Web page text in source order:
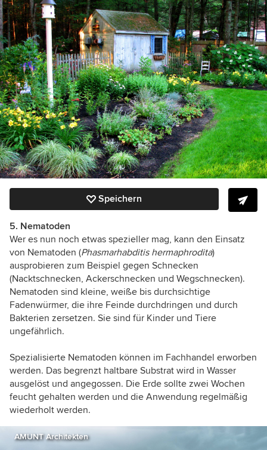
Speichern
5. Nematoden
Wer es nun noch etwas spezieller mag, kann den Einsatz
von Nematoden (Phasmarhabditis hermaphrodita)
ausprobieren zum Beispiel gegen Schnecken
(Nacktschnecken, Ackerschnecken und Wegschnecken).
Nematoden sind kleine, weiße bis durchsichtige
Fadenwürmer, die ihre Feinde durchdringen und durch
Bakterien zersetzen. Sie sind für Kinder und Tiere
ungefährlich.
Spezialisierte Nematoden können im Fachhandel erworben
werden. Das begrenzt haltbare Substrat wird in Wasser
ausgelöst und angegossen. Die Erde sollte zwei Wochen
feucht gehalten werden und die Anwendung regelmäßig
wiederholt werden.
AMUNT Architekten